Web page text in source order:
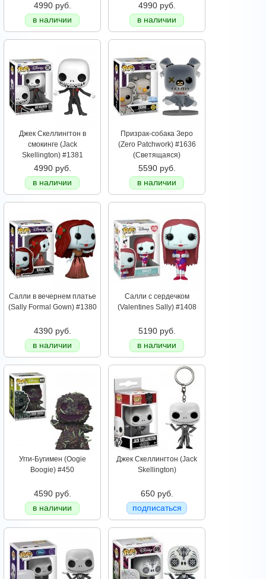
4990 руб.
в наличии
4990 руб.
в наличии
Джек Скеллингтон в
смокинге (Jack
Skellington) #1381
4990 руб.
в наличии
Призрак-собака Зеро
(Zero Patchwork) #1636
(Светящаяся)
5590 руб.
в наличии
Салли в вечернем платье
(Sally Formal Gown) #1380
4390 руб.
в наличии
Салли с сердечком
(Valentines Sally) #1408
5190 руб.
в наличии
Угги-Бугимен (Oogie
Boogie) #450
4590 руб.
в наличии
Джек Скеллингтон (Jack
Skellington)
650 руб.
подписаться